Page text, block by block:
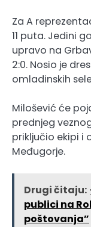
Za A
11 puta. Jedini
upravo na
2:0. Nosio je
omladinskih
Milošević će
prednjeg
priključio ekipi i
Međugorje.
Drugi čitaju:
publici na
poštovanja”